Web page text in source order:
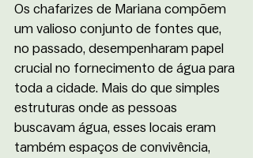
Os chafarizes de Mariana compõem
um valioso conjunto de fontes que,
no passado, desempenharam papel
crucial no fornecimento de água para
toda a cidade. Mais do que simples
estruturas onde as pessoas
buscavam água, esses locais eram
também espaços de convivência,